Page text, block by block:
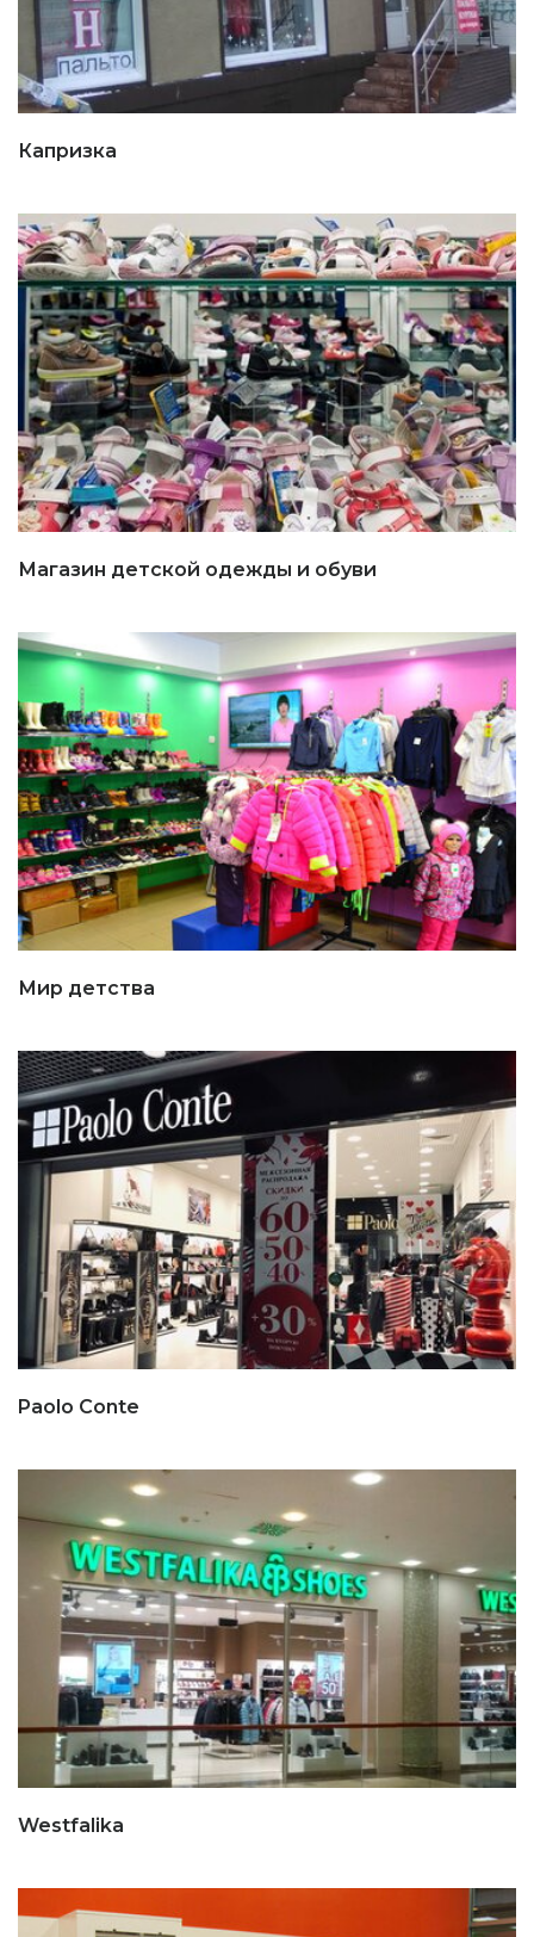
Капризка
Магазин детской одежды и обуви
Мир детства
Paolo Conte
Westfalika